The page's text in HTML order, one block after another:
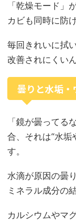
「乾燥モード」
カビも同時に防
毎回きれいに拭
改善されにくい
曇りと水垢
「鏡が曇ってる
合、それは“水垢
す。
水滴が原因の曇
ミネラル成分の
カルシウムやマ